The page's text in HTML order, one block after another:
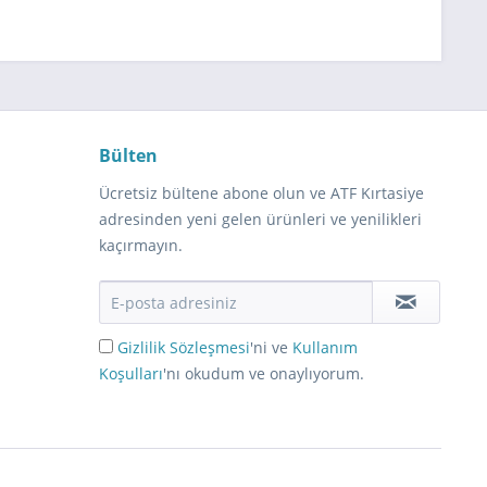
Bülten
Ücretsiz bültene abone olun ve ATF Kırtasiye
adresinden yeni gelen ürünleri ve yenilikleri
kaçırmayın.
Gizlilik Sözleşmesi'ni ve Kullanım
Koşulları'nı okudum ve onaylıyorum.